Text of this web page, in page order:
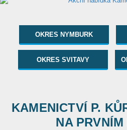
OKRES NYMBURK
OKRES SVITAVY
KAMENICTVÍ P.
NA